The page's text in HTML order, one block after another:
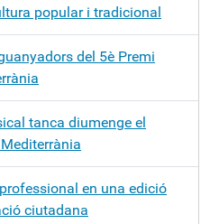
popular i tradicional
del 5è Premi
tanca diumenge el
en una edició
ciutadana